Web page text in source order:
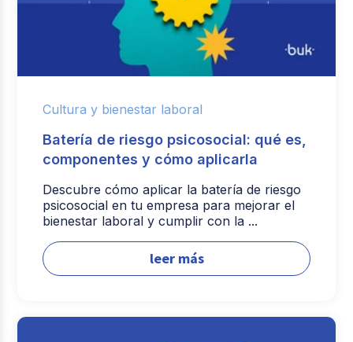
Cultura y bienestar laboral
Batería de riesgo psicosocial: qué es,
componentes y cómo aplicarla
Descubre cómo aplicar la batería de riesgo
psicosocial en tu empresa para mejorar el
bienestar laboral y cumplir con la ...
leer más